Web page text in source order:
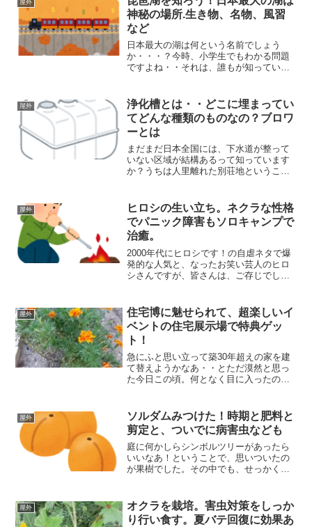
屋外
神秘の場所.生き物、名物、風習
など
日本最大の湖は何という名前でしょう
か・・・？今時、小学生でもわかる問題
ですよね・・それは、誰もが知っている
く、2番目に大きい茨城県霞ケ浦が、
168.18㎢と、比べてもそ...
屋外
浄化槽とは・・どこに埋まってい
てどんな種類のものなの？ブロワ
ーとは
まだまだ日本全国には、下水道が整って
いない区域が結構あるって知っています
か？うちは人里離れた別荘地ということ
ります。ホームページのブログを更新し
ました！#二戸 #アイオ...
屋外
ヒロシの生い立ち。ネクラな性格
でパニック障害もソロキャンプで
治癒。
2000年代にヒロシです！の自虐ネタで爆
発的な人気と、なったお笑い芸人のヒロ
シさんですが、皆さんは、ご存じでしょ
ャンプ動画をアップしたりして、ソロキ
ャンプブームの...
屋外
住宅博に魅せられて、超楽しいイ
ベントの住宅展示場で特典ゲッ
ト！
急にふと思い立って築30年超えの家を建
て替えようかなあ・・とただ漠然と思っ
た今日この頃。何となく目に入ったのが
って、たくさんの特典が盛りだくさんの
文言が書いてありました...
屋外
ソルダムみつけた！時期と肥料と
剪定と、ついでに病害虫なども
庭に何かしらシンボルツリーがあったら
いいなあ！ということで、思いついたの
が果樹でした。その中でも、せっかくな
いう果物にスポットを当ててみたいと思
います。朝から暑い✨☀️...
屋外
オクラを栽培。害虫対策をしっか
り行い食す。夏バテ回復に効果あ